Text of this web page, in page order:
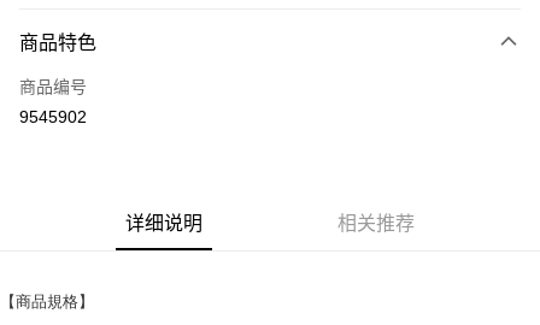
全家取貨付款
每笔NT$60，满NT$599(含以上)免运费
付款後全家取貨
每笔NT$60，满NT$599(含以上)免运费
每笔NT$60，满NT$599(含以上)免运费
商品特色
商品编号
9545902
详细说明 相关推荐
【商品規格】